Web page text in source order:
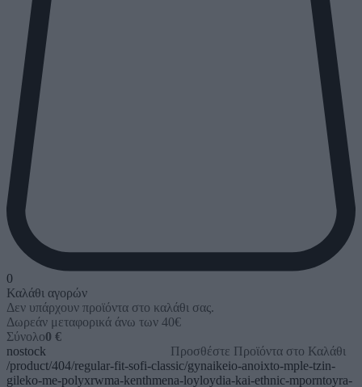
0
Καλάθι αγορών
Δεν υπάρχουν προϊόντα στο καλάθι σας.
Δωρεάν μεταφορικά άνω των 40€
Σύνολο0 €
Προσθέστε Προϊόντα στο Καλάθι
nostock
/product/404/regular-fit-sofi-classic/gynaikeio-anoixto-mple-tzin-
gileko-me-polyxrwma-kenthmena-loyloydia-kai-ethnic-mporntoyra-